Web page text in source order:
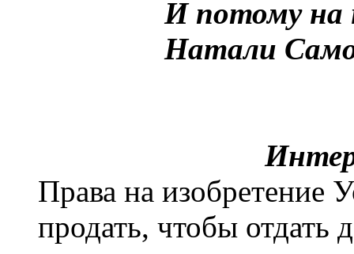
И потому на
Натали
Права на изобретение
продать, чтобы отдать